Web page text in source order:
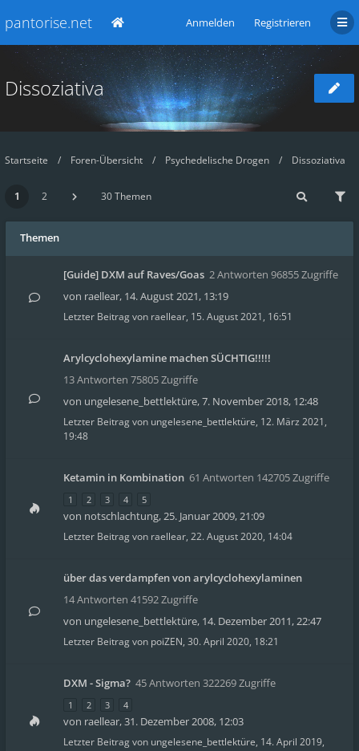
pantorise.net Anmelden Registrieren
Dissoziativa
Startseite Foren-Übersicht Psychedelische Drogen Dissoziativa
1 2 30 Themen
Themen
[Guide] DXM auf Raves/Goas 2 Antworten 96855 Zugriffe
von raellear, 14. August 2021, 13:19
Letzter Beitrag von raellear, 15. August 2021, 16:51
Arylcyclohexylamine machen SÜCHTIG!!!!!
13 Antworten 75805 Zugriffe
von ungelesene_bettlektüre,7. November 2018, 12:48
Letzter Beitrag von ungelesene_bettlektüre, 12. März 2021,
19:48
Ketamin in Kombination 61 Antworten 142705 Zugriffe
1 2 3 4 5
von notschlachtung,25. Januar 2009, 21:09
Letzter Beitrag von raellear, 22. August 2020, 14:04
über das verdampfen von arylcyclohexylaminen
14 Antworten 41592 Zugriffe
von ungelesene_bettlektüre, 14. Dezember 2011, 22:47
Letzter Beitrag von poiZEN, 30. April 2020, 18:21
DXM - Sigma? 45 Antworten 322269 Zugriffe
1 2 3 4
von raellear,31. Dezember 2008, 12:03
Letzter Beitrag von ungelesene_bettlektüre, 14. April 2019,